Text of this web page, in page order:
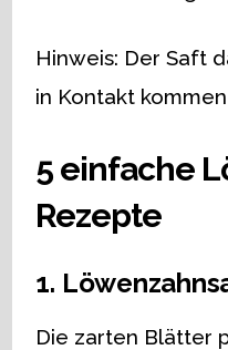
Hinweis: Der Saft
in Kontakt
5 einfache
Rezepte
1.
Die zarten Blätter